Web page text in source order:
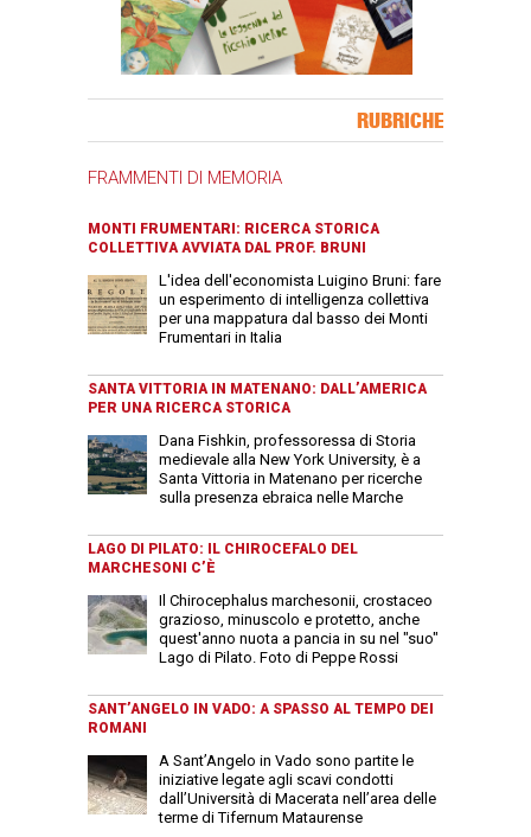
RUBRICHE
FRAMMENTI DI MEMORIA
MONTI FRUMENTARI: RICERCA STORICA
COLLETTIVA AVVIATA DAL PROF. BRUNI
L'idea dell'economista Luigino Bruni: fare
un esperimento di intelligenza collettiva
per una mappatura dal basso dei Monti
Frumentari in Italia
SANTA VITTORIA IN MATENANO: DALL’AMERICA
PER UNA RICERCA STORICA
Dana Fishkin, professoressa di Storia
medievale alla New York University, è a
Santa Vittoria in Matenano per ricerche
sulla presenza ebraica nelle Marche
LAGO DI PILATO: IL CHIROCEFALO DEL
MARCHESONI C’È
Il Chirocephalus marchesonii, crostaceo
grazioso, minuscolo e protetto, anche
quest'anno nuota a pancia in su nel "suo"
Lago di Pilato. Foto di Peppe Rossi
SANT’ANGELO IN VADO: A SPASSO AL TEMPO DEI
ROMANI
A Sant’Angelo in Vado sono partite le
iniziative legate agli scavi condotti
dall’Università di Macerata nell’area delle
terme di Tifernum Mataurense